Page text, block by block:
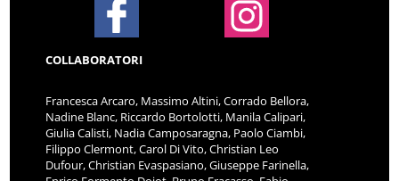
COLLABORATORI
Francesca Arcaro, Massimo Altini, Corrado Bellora,
Nadine Blanc, Riccardo Bortolotti, Manila Calipari,
Giulia Calisti, Nadia Camposaragna, Paolo Ciambi,
Filippo Clermont, Carol Di Vito, Christian Leo
Dufour, Christian Evaspasiano, Giuseppe Farinella,